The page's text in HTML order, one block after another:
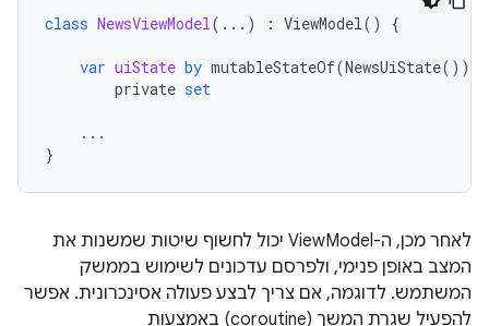
class NewsViewModel(...) : ViewModel() {
var uiState by mutableStateOf(NewsUiState())
private set
...
}
לאחר מכן, ה-ViewModel יכול לחשוף שיטות שמשנות את
המצב באופן פנימי, ולפרסם עדכונים לשימוש בממשק
המשתמש. לדוגמה, אם צריך לבצע פעולה אסינכרונית. אפשר
להפעיל שגרת המשך (coroutine) באמצעות